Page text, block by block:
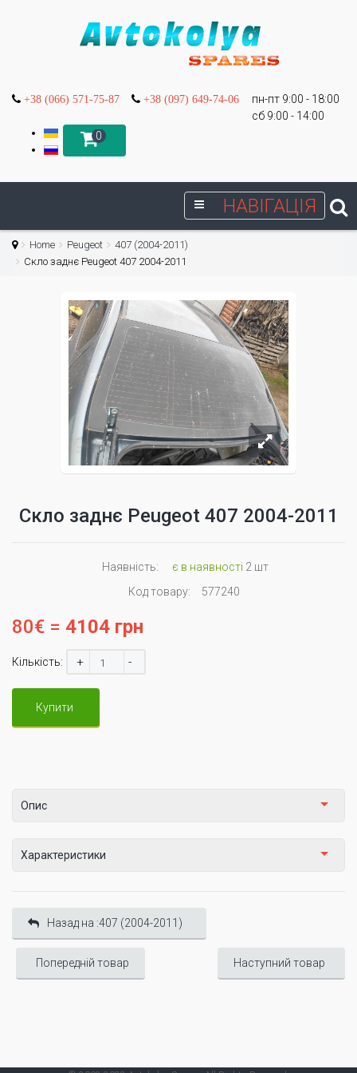
+38 (066) 571-75-87 +38 (097) 649-74-06
пн-пт 9:00 - 18:00
сб 9:00 - 14:00
0
НАВІГАЦІЯ
Home Peugeot
407 (2004-2011)
Скло заднє Peugeot 407 2004-2011
Скло заднє Peugeot 407 2004-2011
Наявність: є в наявності 2 шт
Код товару:
577240
80€ = 4104 грн
Кількість: + -
Купити
Опис
Характеристики
Назад на :407 (2004-2011)
Попередній товар Наступний товар